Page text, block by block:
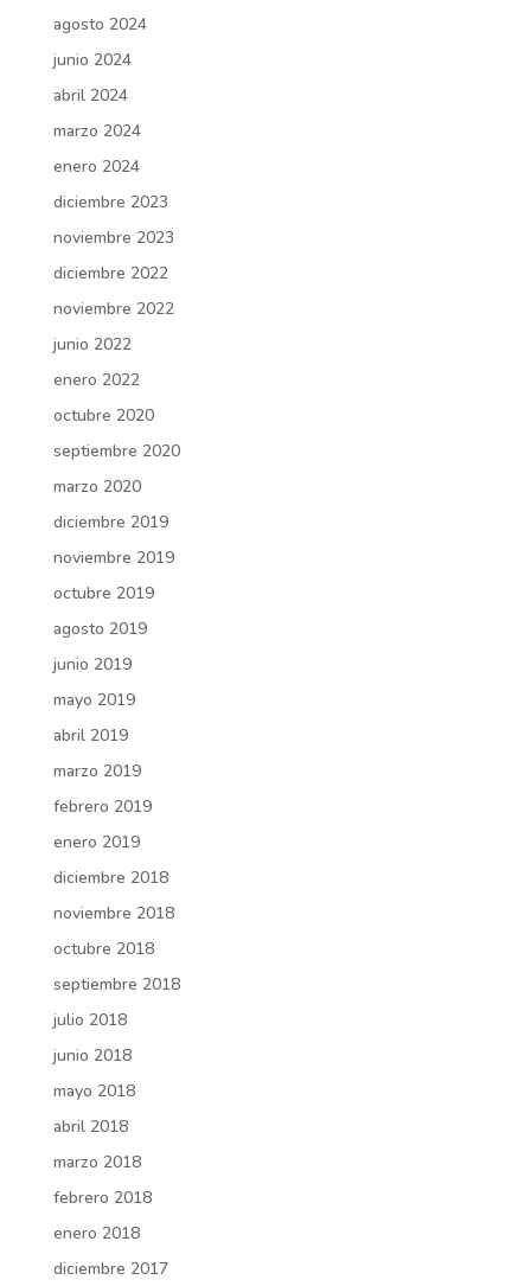
agosto 2024
junio 2024
abril 2024
marzo 2024
enero 2024
diciembre 2023
noviembre 2023
diciembre 2022
noviembre 2022
junio 2022
enero 2022
octubre 2020
septiembre 2020
marzo 2020
diciembre 2019
noviembre 2019
octubre 2019
agosto 2019
junio 2019
mayo 2019
abril 2019
marzo 2019
febrero 2019
enero 2019
diciembre 2018
noviembre 2018
octubre 2018
septiembre 2018
julio 2018
junio 2018
mayo 2018
abril 2018
marzo 2018
febrero 2018
enero 2018
diciembre 2017